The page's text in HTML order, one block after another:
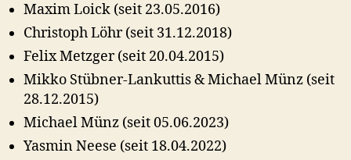
Maxim Loick (seit 23.05.2016)
Christoph Löhr (seit 31.12.2018)
Felix Metzger (seit 20.04.2015)
Mikko Stübner-Lankuttis & Michael Münz (seit
28.12.2015)
Michael Münz (seit 05.06.2023)
Yasmin Neese (seit 18.04.2022)